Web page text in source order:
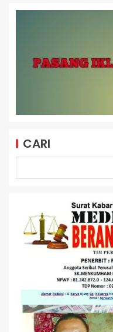
CARI